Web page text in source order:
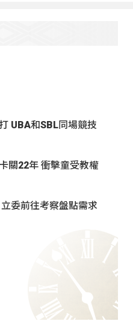
UBA和SBL同場競技
關22年 衝擊童受教權
委前往考察盤點需求